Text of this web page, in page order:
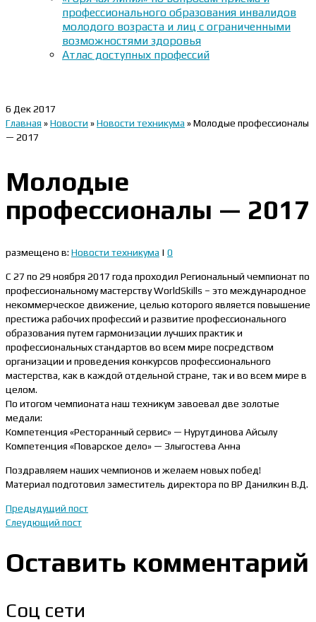
профессионального образования инвалидов
молодого возраста и лиц с ограниченными
возможностями здоровья
Атлас доступных профессий
6 Дек 2017
Главная »Новости »Новости техникума »Молодые профессионалы
— 2017
Молодые
профессионалы — 2017
размещено в: Новости техникума | 0
С 27 по 29 ноября 2017 года проходил Региональный чемпионат по
профессиональному мастерству WorldSkills – это международное
некоммерческое движение, целью которого является повышение
престижа рабочих профессий и развитие профессионального
образования путем гармонизации лучших практик и
профессиональных стандартов во всем мире посредством
организации и проведения конкурсов профессионального
мастерства, как в каждой отдельной стране, так и во всем мире в
целом.
По итогом чемпионата наш техникум завоевал две золотые
медали:
Компетенция «Ресторанный сервис» — Нурутдинова Айсылу
Компетенция «Поварское дело» — Злыгостева Анна
Поздравляем наших чемпионов и желаем новых побед!
Материал подготовил заместитель директора по ВР Данилкин В.Д.
Предыдущий пост
Слеудющий пост
Оставить комментарий
Соц сети